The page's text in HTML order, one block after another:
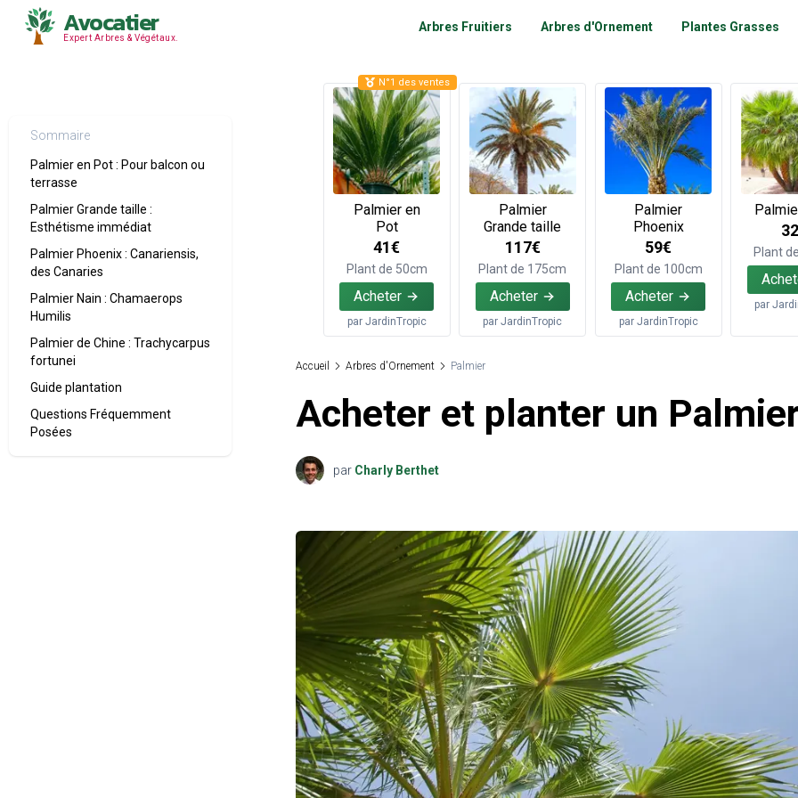
Avocatier
Expert Arbres & Végétaux.
Arbres Fruitiers Arbres d'Ornement Plantes Grasses
Sommaire
Palmier en Pot : Pour balcon ou
terrasse
Palmier Grande taille :
Esthétisme immédiat
Palmier Phoenix : Canariensis,
des Canaries
Palmier Nain : Chamaerops
Humilis
Palmier de Chine : Trachycarpus
fortunei
Guide plantation
Questions Fréquemment
Posées
Palmier en
Pot
41€
Plant de 50cm
Acheter
par JardinTropic
N°1 des ventes
Palmier
Grande taille
117€
Plant de 175cm
Acheter
parJardinTropic
Palmier
Phoenix
59€
Plant de 100cm
Acheter
par JardinTropic
Plant
par
Accueil Arbres d'Ornement Palmier
Acheter et planter un
par Charly Berthet